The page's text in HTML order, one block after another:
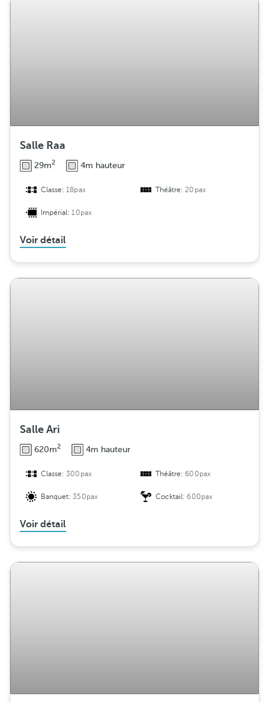
Salle Raa
29m2 4m hauteur
Classe:18pax Théâtre:20pax
Impérial:10pax
Voir détail
Salle Ari
620m2 4m hauteur
Classe:300pax Théâtre:600pax
Banquet:350pax Cocktail:600pax
Voir détail